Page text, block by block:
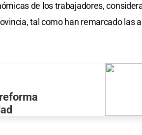
de los trabajadores,
tal como han remarcado las